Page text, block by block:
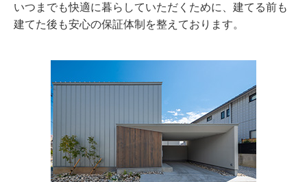
いつまでも快適に暮らしていただくために、建てる前も
建てた後も安心の保証体制を整えております。